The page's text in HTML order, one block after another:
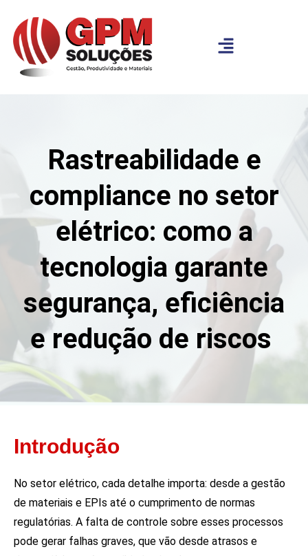
Rastreabilidade e
compliance no setor
elétrico: como a
tecnologia garante
segurança, eficiência
e redução de riscos
Introdução
No setor elétrico, cada detalhe importa: desde a gestão
de materiais e EPIs até o cumprimento de normas
regulatórias. A falta de controle sobre esses processos
pode gerar falhas graves, que vão desde atrasos e